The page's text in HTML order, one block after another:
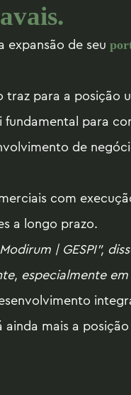
expansão de seu
traz para a posição
fundamental para
de
com
a longo prazo.
| GESPI",
especialmente
ainda mais a